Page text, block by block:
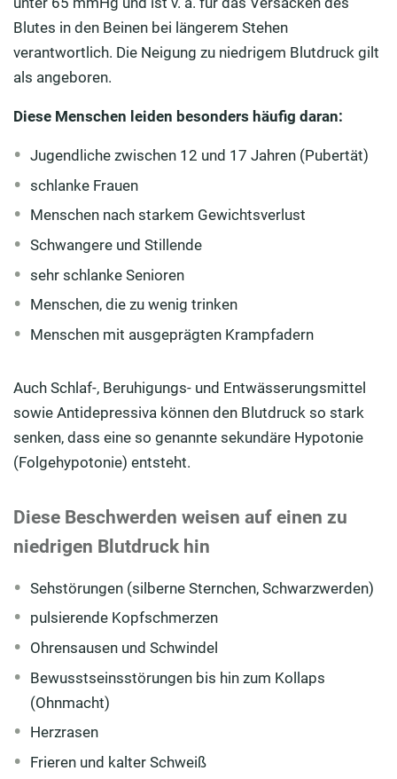
Blutes in den Beinen bei längerem Stehen
verantwortlich. Die Neigung zu niedrigem Blutdruck gilt
als angeboren.
Diese Menschen leiden besonders häufig daran:
Jugendliche zwischen 12 und 17 Jahren (Pubertät)
schlanke Frauen
Menschen nach starkem Gewichtsverlust
Schwangere und Stillende
sehr schlanke Senioren
Menschen, die zu wenig trinken
Menschen mit ausgeprägten Krampfadern
Auch Schlaf-, Beruhigungs- und Entwässerungsmittel
sowie Antidepressiva können den Blutdruck so stark
senken, dass eine so genannte sekundäre Hypotonie
(Folgehypotonie) entsteht.
Diese Beschwerden weisen auf einen zu
niedrigen Blutdruck hin
Sehstörungen (silberne Sternchen, Schwarzwerden)
pulsierende Kopfschmerzen
Ohrensausen und Schwindel
Bewusstseinsstörungen bis hin zum Kollaps
(Ohnmacht)
Herzrasen
Frieren und kalter Schweiß